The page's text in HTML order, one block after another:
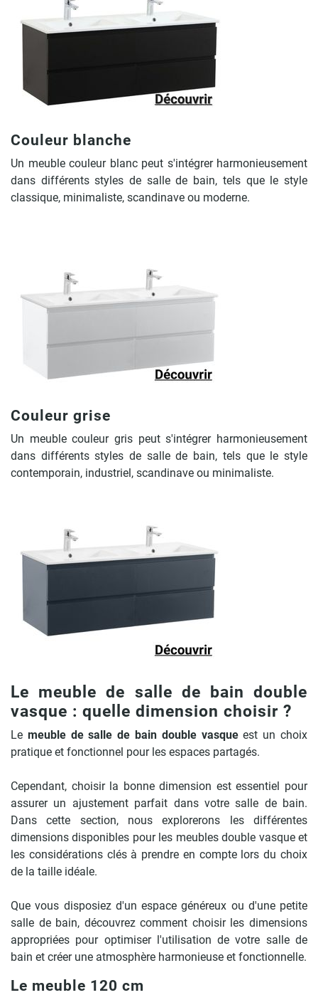
Couleur blanche
Un meuble couleur blanc peut s'intégrer harmonieusement
dans différents styles de salle de bain, tels que le style
classique, minimaliste, scandinave ou moderne.
Couleur grise
Un meuble couleur gris peut s'intégrer harmonieusement
dans différents styles de salle de bain, tels que le style
contemporain, industriel, scandinave ou minimaliste.
Le meuble de salle de bain double
vasque : quelle dimension choisir ?
Le meuble de salle de bain double vasqueest un choix
pratique et fonctionnel pour les espaces partagés.
Cependant, choisir la bonne dimension est essentiel pour
assurer un ajustement parfait dans votre salle de bain.
Dans cette section, nous explorerons les différentes
dimensions disponibles pour les meubles double vasque et
les considérations clés à prendre en compte lors du choix
de la taille idéale.
Que vous disposiez d'un espace généreux ou d'une petite
salle de bain, découvrez comment choisir les dimensions
appropriées pour optimiser l'utilisation de votre salle de
bain et créer une atmosphère harmonieuse et fonctionnelle.
Le meuble 120 cm